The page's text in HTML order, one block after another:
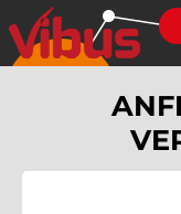
Springe
zum
Hauptinhalt